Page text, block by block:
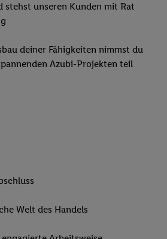
unseren Kunden mit Rat
deiner Fähigkeiten nimmst du
Azubi-Projekten teil
Welt des Handels